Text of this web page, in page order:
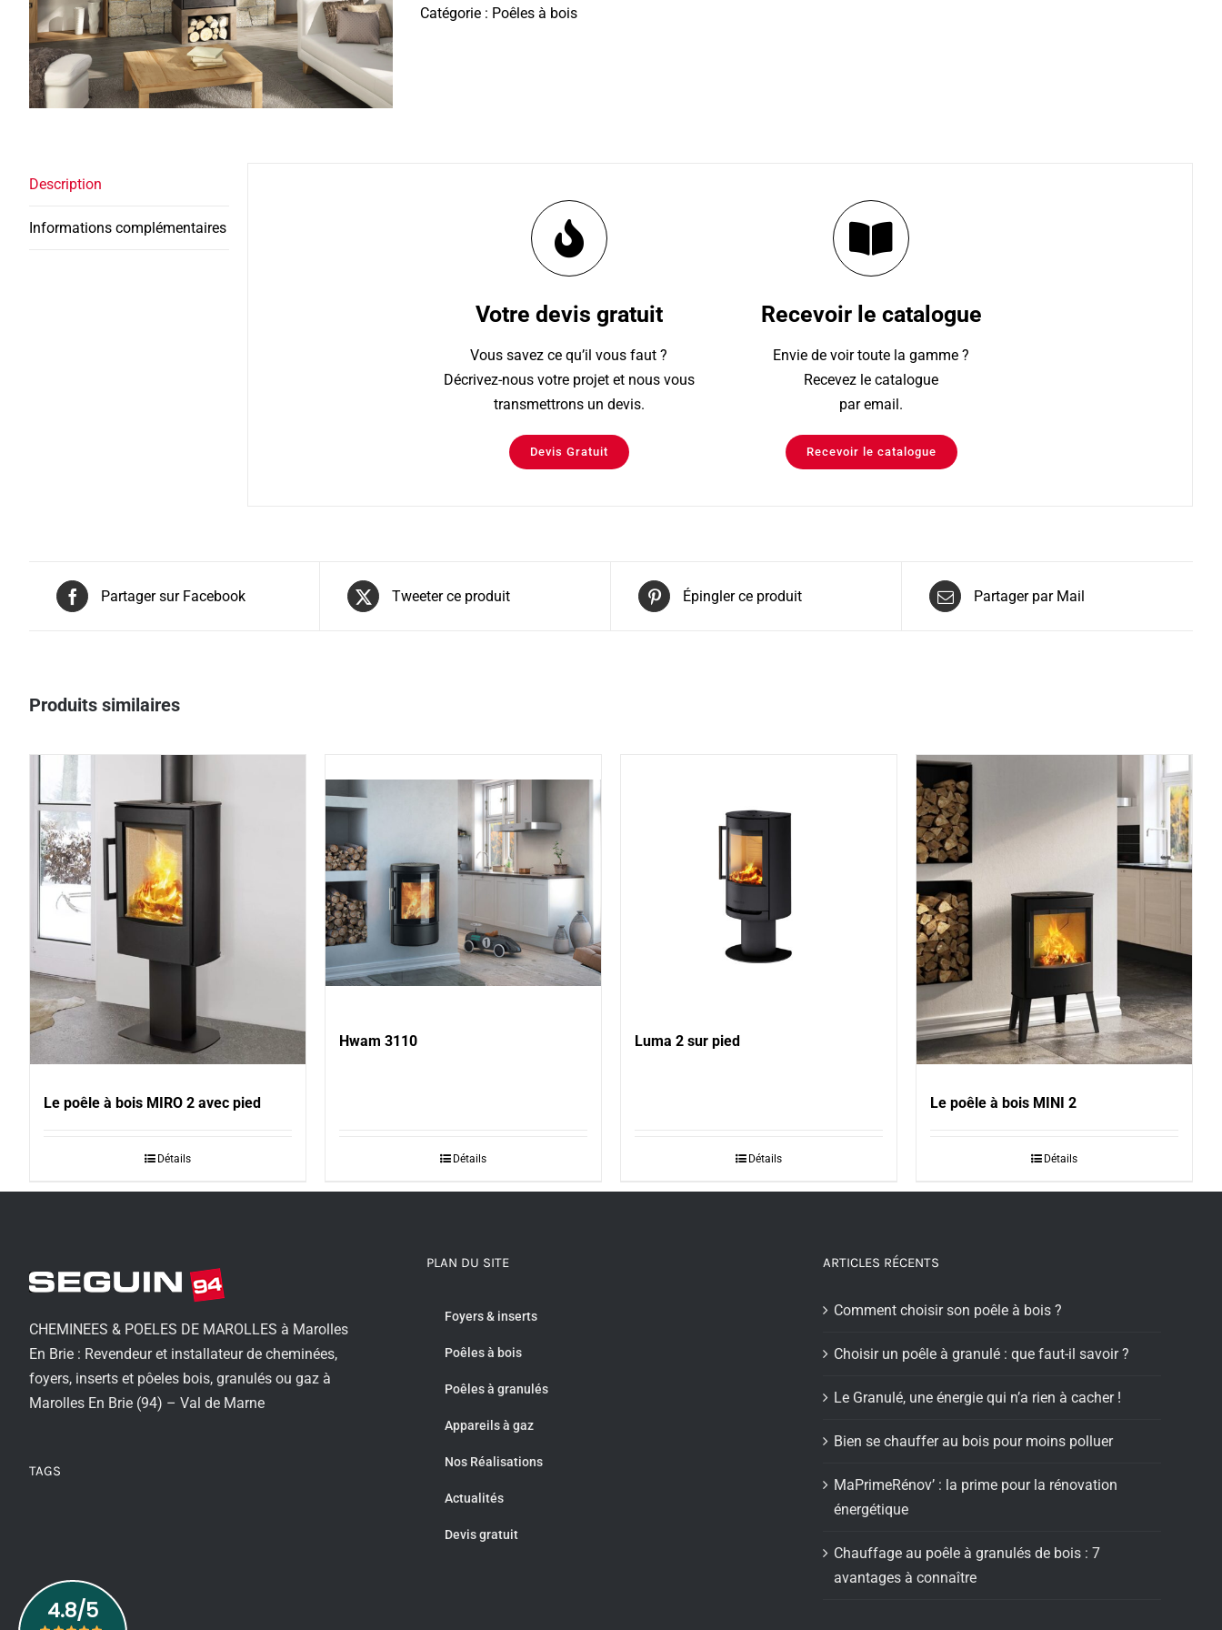
Catégorie : Poêles à bois
Description
Informations complémentaires
Votre devis gratuit
Vous savez ce qu’il vous faut ?
Décrivez-nous votre projet et nous vous
transmettrons un devis.
Devis Gratuit
Recevoir le catalogue
Envie de voir toute la gamme ?
Recevez le catalogue
par email.
Recevoir le catalogue
Partager sur Facebook Tweeter ce produit Épingler ce produit Partager par Mail
Produits similaires
Le poêle à bois MIRO 2 avec pied
Détails
Hwam 3110
Détails
Luma 2 sur pied
Détails
Le poêle à bois MINI 2
Détails
CHEMINEES & POELES DE MAROLLES à Marolles
En Brie : Revendeur et installateur de cheminées,
foyers, inserts et pôeles bois, granulés ou gaz à
Marolles En Brie (94) – Val de Marne
TAGS
PLAN DU SITE
Foyers & inserts
Poêles à bois
Poêles à granulés
Appareils à gaz
Nos Réalisations
Actualités
Devis gratuit
ARTICLES RÉCENTS
Comment choisir son poêle à bois ?
Choisir un poêle à granulé : que faut-il savoir ?
Le Granulé, une énergie qui n’a rien à cacher !
Bien se chauffer au bois pour moins polluer
MaPrimeRénov’ : la prime pour la rénovation
énergétique
Chauffage au poêle à granulés de bois : 7
avantages à connaître